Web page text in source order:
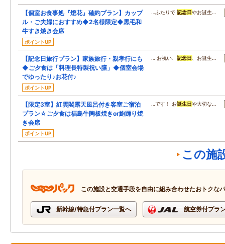
【個室お食事処『燈花』確約プラン】カップ
ル・ご夫婦におすすめ◆2名様限定◆黒毛和
牛すき焼き会席
ポイントUP
…ふたりで記念日やお誕生…
【記念日旅行プラン】家族旅行・親孝行にも
◆ご夕食は「料理長特製祝い膳」◆個室会場
でゆったり♪お花付♪
ポイントUP
… お祝い、記念日 、お誕生…
【限定3室】紅雲閣露天風呂付き客室ご宿泊
プラン☆ご夕食は福島牛陶板焼きor鮑踊り焼
き会席
ポイントUP
…です！ お誕生日や大切な…
この施
この施設と交通手段を自由に組み合わせたおトクな
新幹線/特急付プラン一覧へ 航空券付プラ